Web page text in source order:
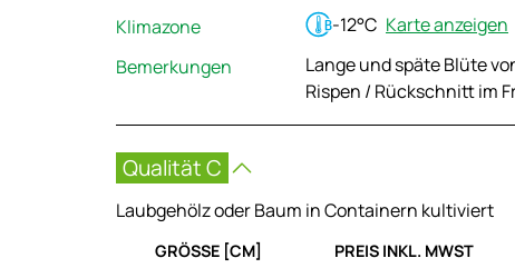
Klimazone
-12°C Karte anzeigen
Bemerkungen
Lange und späte Blüte
Rispen / Rückschnitt im
Qualität C
Laubgehölz oder Baum in Containern kultiviert
GRÖSSE [CM] PREIS INKL. MWST